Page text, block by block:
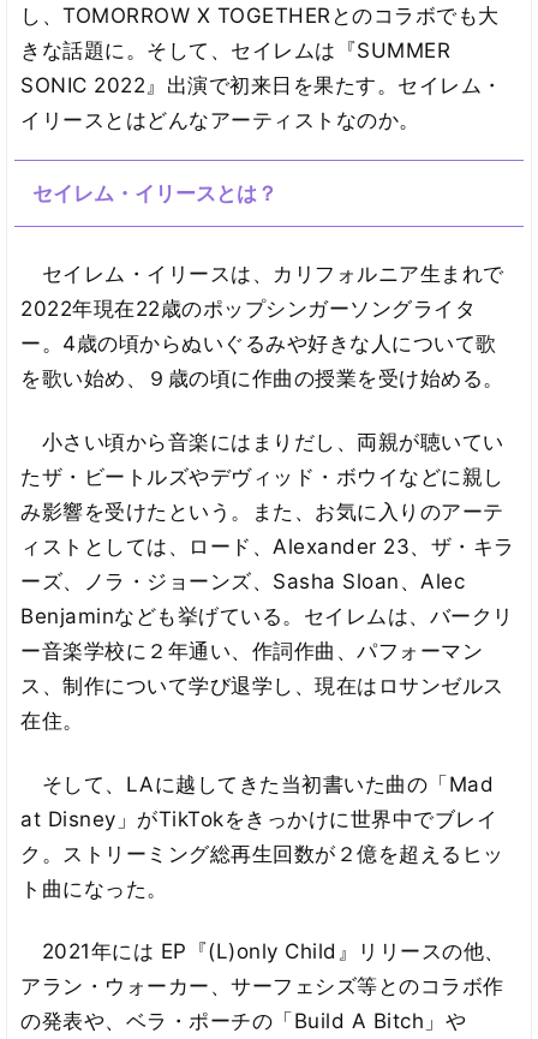
し、TOMORROW X TOGETHERとのコラボでも大
きな話題に。そして、セイレムは『SUMMER
SONIC 2022』出演で初来日を果たす。セイレム・
イリースとはどんなアーティストなのか。
セイレム・イリースとは？
セイレム・イリースは、カリフォルニア生まれで
2022年現在22歳のポップシンガーソングライタ
ー。4歳の頃からぬいぐるみや好きな人について歌
を歌い始め、９歳の頃に作曲の授業を受け始める。
小さい頃から音楽にはまりだし、両親が聴いてい
たザ・ビートルズやデヴィッド・ボウイなどに親し
み影響を受けたという。また、お気に入りのアーテ
ィストとしては、ロード、Alexander 23、ザ・キラ
ーズ、ノラ・ジョーンズ、Sasha Sloan、Alec
Benjaminなども挙げている。セイレムは、バークリ
ー音楽学校に２年通い、作詞作曲、パフォーマン
ス、制作について学び退学し、現在はロサンゼルス
在住。
そして、LAに越してきた当初書いた曲の「Mad
at Disney」がTikTokをきっかけに世界中でブレイ
ク。ストリーミング総再生回数が２億を超えるヒッ
ト曲になった。
2021年には EP『(L)only Child』リリースの他、
アラン・ウォーカー、サーフェシズ等とのコラボ作
の発表や、ベラ・ポーチの「Build A Bitch」や